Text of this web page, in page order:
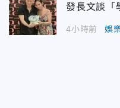
發長文談「
4小時前 娛